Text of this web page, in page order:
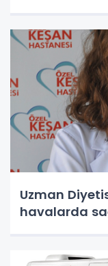
Uzman
havalarda